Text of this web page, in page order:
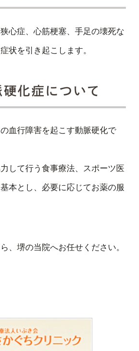
心症、心筋梗塞、手足の壊死な
状を引き起こします。
硬化症について
血行障害を起こす動脈硬化で
して行う食事療法、スポーツ医
本とし、必要に応じてお薬の服
、堺の当院へお任せください。